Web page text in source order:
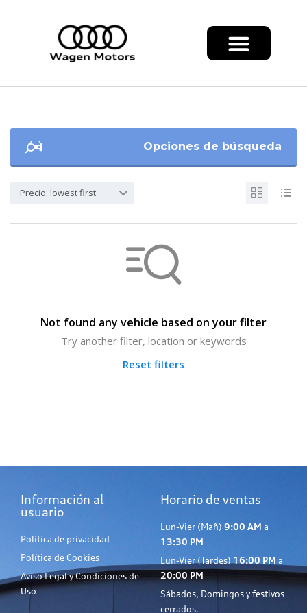
Opciones de búsqueda
Precio: lowest first
Not found any vehicle based on your filter
Try another filter, location or keywords
Reset filters
Información al
usuario
Política de privacidad
Política de Cookies
Aviso Legal y Condiciones de
Uso
Horario de ventas
Lun-Vier (Mañ) 9:00 AM a
13:30 PM
Lun-Vier (Tardes) 16:00 PM a
20:00 PM
Sábados, Domingos y festivos
cerrados.